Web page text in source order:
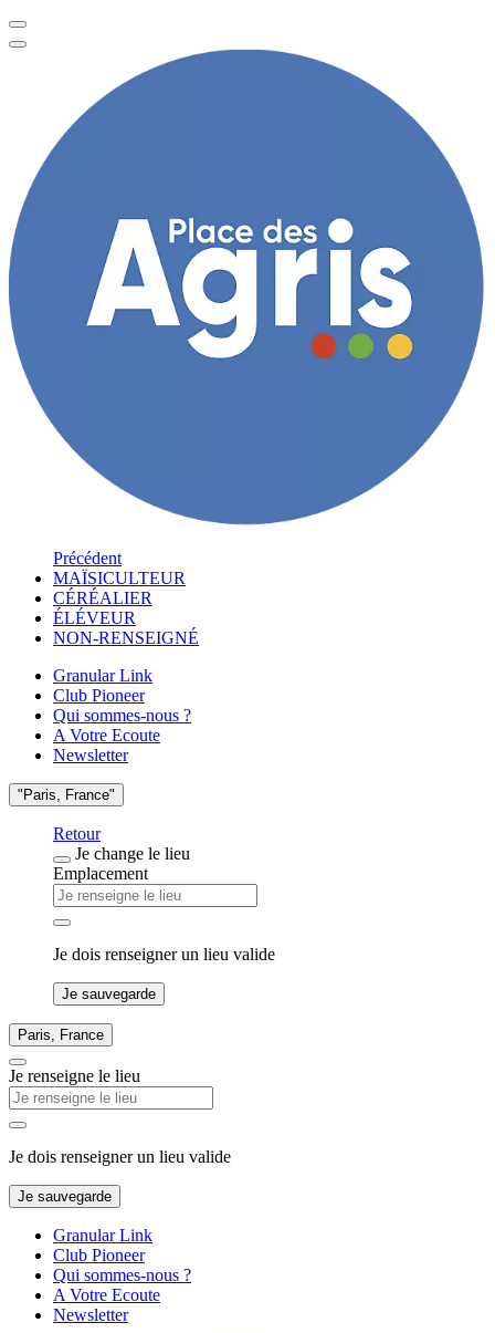
Précédent
MAÏSICULTEUR
CÉRÉALIER
ÉLÉVEUR
NON-RENSEIGNÉ
Granular Link
Club Pioneer
Qui sommes-nous ?
A Votre Ecoute
Newsletter
"Paris, France"
Retour
Je change le lieu
Emplacement
Je dois renseigner un lieu valide
Je sauvegarde
Paris, France
Je renseigne le lieu
Je dois renseigner un lieu valide
Je sauvegarde
Granular Link
Club Pioneer
Qui sommes-nous ?
A Votre Ecoute
Newsletter